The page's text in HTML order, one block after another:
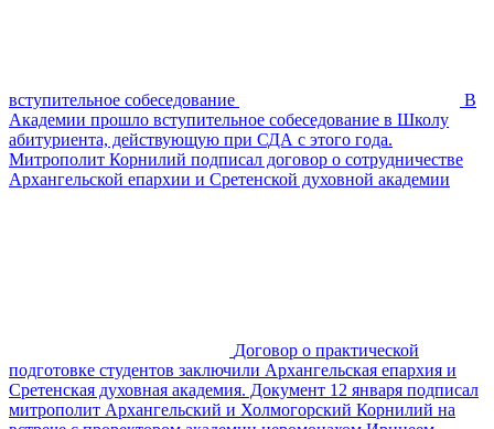
вступительное собеседование
В
Академии прошло вступительное собеседование в Школу
абитуриента, действующую при СДА с этого года.
Митрополит Корнилий подписал договор о сотрудничестве
Архангельской епархии и Сретенской духовной академии
Договор о практической
подготовке студентов заключили Архангельская епархия и
Сретенская духовная академия. Документ 12 января подписал
митрополит Архангельский и Холмогорский Корнилий на